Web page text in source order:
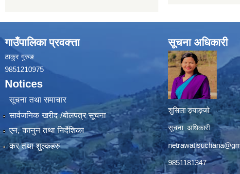
गाउँपालिका प्रवक्त्ता
ठाकुर गुरुङ
9851210975
Notices
सूचना तथा समाचार
सार्वजनिक खरीद /बोलपत्र सूचना
एन, कानुन तथा निर्देशिका
कर तथा शुल्कहरु
सूचना अधिकारी
शुसिला ङ्याङ्जो
सूचना अधिकारी
9851181347